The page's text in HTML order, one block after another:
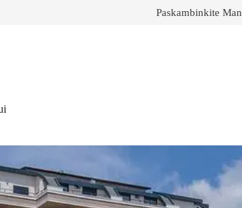
Paskambinkite Man